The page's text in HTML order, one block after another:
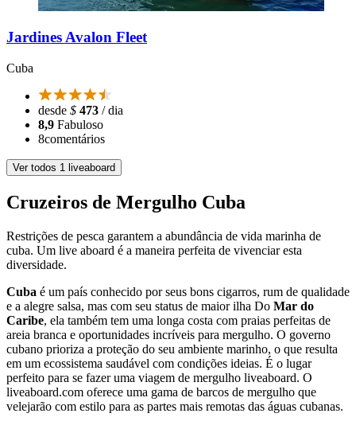
Jardines Avalon Fleet
Cuba
desde $ 473 / dia
8,9 Fabuloso
8comentários
Ver todos 1 liveaboard
Cruzeiros de Mergulho Cuba
Restrições de pesca garantem a abundância de vida marinha de
cuba. Um live aboard é a maneira perfeita de vivenciar esta
diversidade.
Cuba é um país conhecido por seus bons cigarros, rum de qualidade
e a alegre salsa, mas com seu status de maior ilha Do Mar do
Caribe, ela também tem uma longa costa com praias perfeitas de
areia branca e oportunidades incríveis para mergulho. O governo
cubano prioriza a proteção do seu ambiente marinho, o que resulta
em um ecossistema saudável com condições ideias. É o lugar
perfeito para se fazer uma viagem de mergulho liveaboard. O
liveaboard.com oferece uma gama de barcos de mergulho que
velejarão com estilo para as partes mais remotas das águas cubanas.